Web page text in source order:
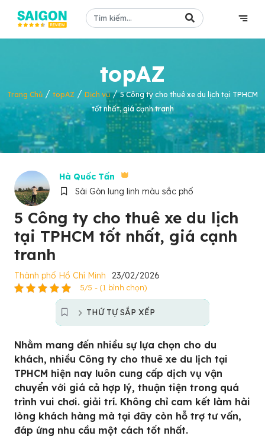
topAZ
Trang Chủ / topAZ / Dịch vụ/5 Công ty cho thuê xe du lịch tại TPHCM
tốt nhất, giá cạnh tranh
Hà Quốc Tấn
Sài Gòn lung linh màu sắc phố
5 Công ty cho thuê xe du lịch
tại TPHCM tốt nhất, giá cạnh
tranh
Thành phố Hồ Chí Minh 23/02/2026
5/5 - (1 bình chọn)
THỨ TỰ SẮP XẾP
Nhằm mang đến nhiều sự lựa chọn cho du
khách, nhiều Công ty cho thuê xe du lịch tại
TPHCM hiện nay luôn cung cấp dịch vụ vận
chuyển với giá cả hợp lý, thuận tiện trong quá
trình vui chơi. giải trí. Không chỉ cam kết làm hài
lòng khách hàng mà tại đây còn hỗ trợ tư vấn,
đáp ứng nhu cầu một cách tốt nhất.